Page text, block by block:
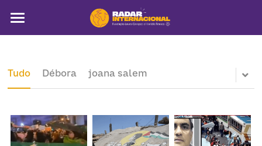
Colunistas
Notícias
Tudo Débora joana salem